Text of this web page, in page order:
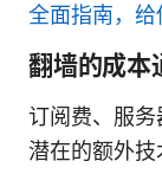
全面指南，
翻墙的成本
订阅费、服
潜在的额外技